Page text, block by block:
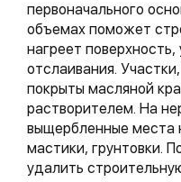
первоначального
объемах поможет
нагреет поверхность,
отслаивания.
покрыты масляной
растворителем. На
выщербленные места
мастики, грунтовки.
удалить